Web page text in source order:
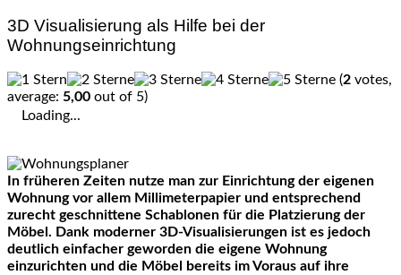
3D Visualisierung als Hilfe bei der
Wohnungseinrichtung
(2 votes,
average: 5,00 out of 5)
Loading...
In früheren Zeiten nutze man zur Einrichtung der eigenen
Wohnung vor allem Millimeterpapier und entsprechend
zurecht geschnittene Schablonen für die Platzierung der
Möbel. Dank moderner 3D-Visualisierungen ist es jedoch
deutlich einfacher geworden die eigene Wohnung
einzurichten und die Möbel bereits im Voraus auf ihre